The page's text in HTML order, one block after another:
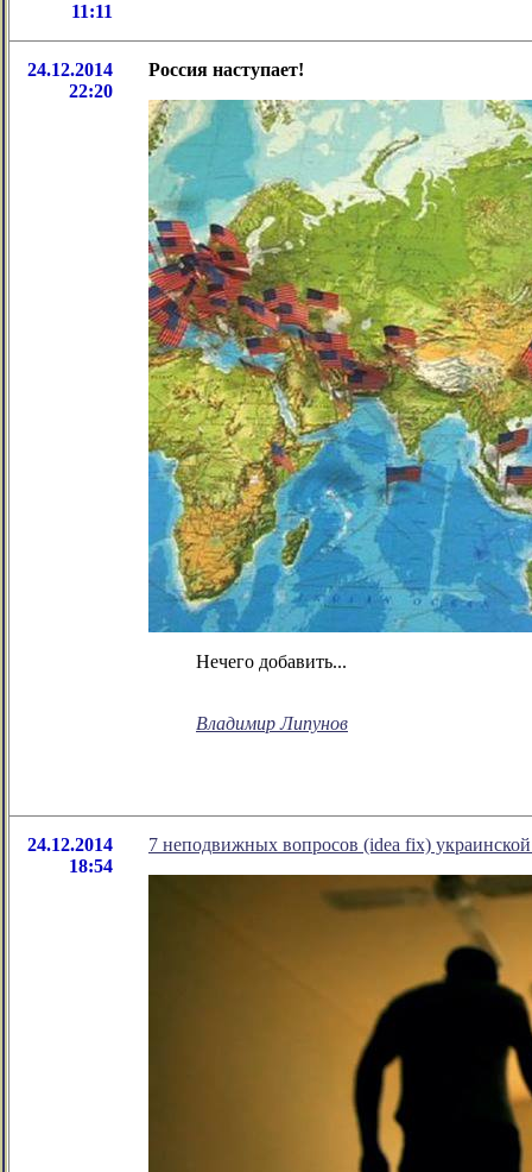
11:11
24.12.2014
22:20
Россия наступает!
Нечего добавить...
Владимир Липунов
24.12.2014
18:54
7 неподвижных вопросов (idea fix) украинской